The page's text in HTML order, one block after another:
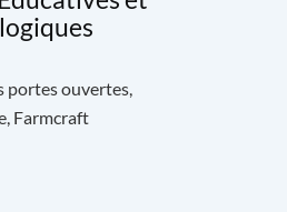
portes ouvertes,
Farmcraft